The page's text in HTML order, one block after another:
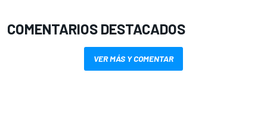
COMENTARIOS DESTACADOS
VER MÁS Y COMENTAR